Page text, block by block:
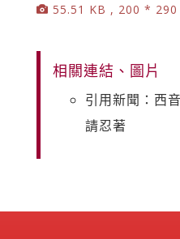
55.51 KB , 200 *
相關連結、圖片
引用新聞：西
請忍著